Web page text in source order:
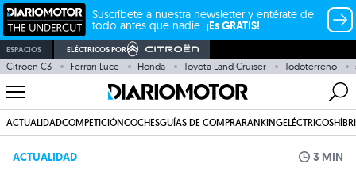
Suscríbete a nuestra newsletter y entérate de
todo antes que nadie. ¡Es GRATIS!
ESPACIOS ELÉCTRICOS POR
Citroën C3 Ferrari Luce Honda Toyota Land Cruiser Todoterreno
ACTUALIDADCOMPETICIÓNCOCHESGUÍAS DE COMPRARANKINGELÉCTRICOS
ACTUALIDAD 3 MIN